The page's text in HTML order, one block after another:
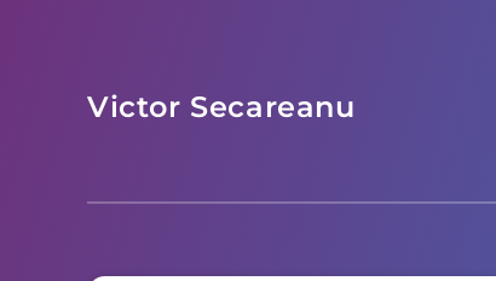
Victor Secareanu